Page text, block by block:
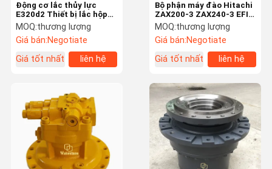
Động cơ lắc thủy lực
E320d2 Thiết bị lắc hộp
số lắc cho máy đào
MOQ:thương lượng
Giá bán:Negotiate
Giá tốt nhất
liên hệ
Bộ phận máy đào Hitachi
ZAX200-3 ZAX240-3 EFI
Bộ phận động cơ du lịch
hộp số gia công giảm áp
thủy lực
MOQ:thương lượng
Giá bán:Negotiate
Giá tốt nhất
liên hệ